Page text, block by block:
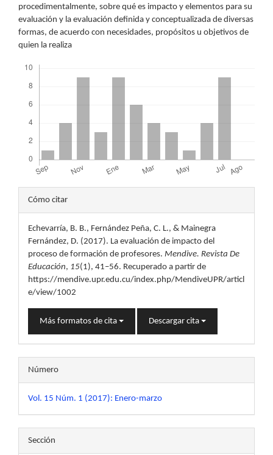
procedimentalmente, sobre qué es impacto y elementos para su
evaluación y la evaluación definida y conceptualizada de diversas
formas, de acuerdo con necesidades, propósitos u objetivos de
quien la realiza
Detalles
del
artículo
Cómo citar
Echevarría, B. B., Fernández Peña, C. L., & Mainegra
Fernández, D. (2017). La evaluación de impacto del
proceso de formación de profesores. Mendive. Revista De
Educación, 15(1), 41–56. Recuperado a partir de
https://mendive.upr.edu.cu/index.php/MendiveUPR/articl
e/view/1002
Más formatos de cita Descargar cita
Número
Vol. 15 Núm. 1 (2017): Enero-marzo
Sección